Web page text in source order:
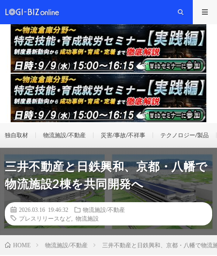
独自取材 物流施設/不動産 災害/事故/不祥事 テクノロジー/製品
三井不動産と日鉄興和、京都・八幡で
物流施設2棟を共同開発へ
2026.03.16 19:46:32
物流施設/不動産
プレスリリースなど
物流施設
HOME 物流施設/不動産 三井不動産と日鉄興和、京都・八幡で物流